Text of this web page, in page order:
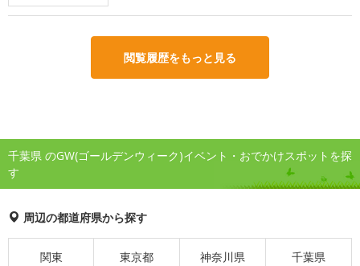
閲覧履歴をもっと見る
千葉県 のGW(ゴールデンウィーク)イベント・おでかけスポットを探
す
周辺の都道府県から探す
関東 東京都 神奈川県 千葉県